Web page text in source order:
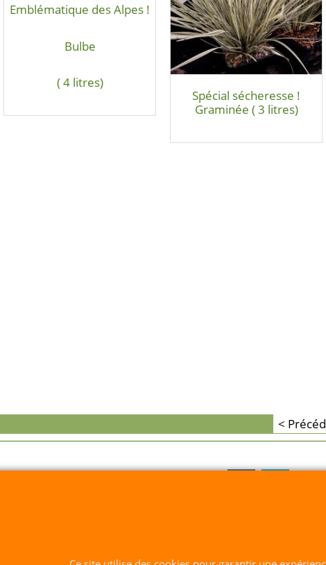
Emblématique des Alpes !
Bulbe
( 4 litres)
Spécial sécheresse !
Graminée ( 3 litres)
<